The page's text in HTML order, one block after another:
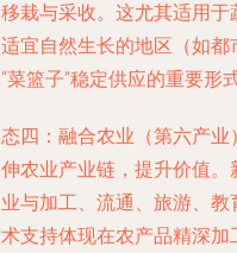
栽与采收。这尤其适用
宜自然生长的地区（如
菜篮子”稳定供应的重要形式
四：融合农业（第六产业）
农业产业链，提升价值
与加工、流通、旅游、
支持体现在农产品精深加